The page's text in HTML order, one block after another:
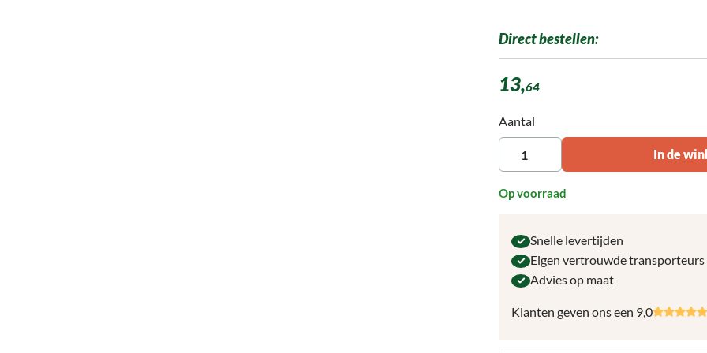
Direct bestellen:
13,64
Producthoeveelheid: Voer de gewenste
Aantal
In de
Op voorraad
Snelle levertijden
Eigen vertrouwde transporteurs
Advies op maat
Klanten geven ons een 9,0